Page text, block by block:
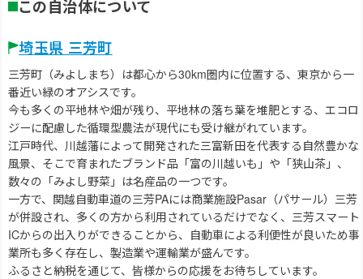
この自治体について
埼玉県 三芳町
三芳町（みよしまち）は都心から30km圏内に位置する、東京から一
番近い緑のオアシスです。
今も多くの平地林や畑が残り、平地林の落ち葉を堆肥とする、エコロ
ジーに配慮した循環型農法が現代にも受け継がれています。
江戸時代、川越藩によって開発された三富新田を代表する自然豊かな
風景、そこで育まれたブランド品「富の川越いも」や「狭山茶」、
数々の「みよし野菜」は名産品の一つです。
一方で、関越自動車道の三芳PAには商業施設Pasar（パサール）三芳
が併設され、多くの方から利用されているだけでなく、三芳スマート
ICからの出入りができることから、自動車による利便性が良いため事
業所も多く存在し、製造業や運輸業が盛んです。
ふるさと納税を通じて、皆様からの応援をお待ちしています。